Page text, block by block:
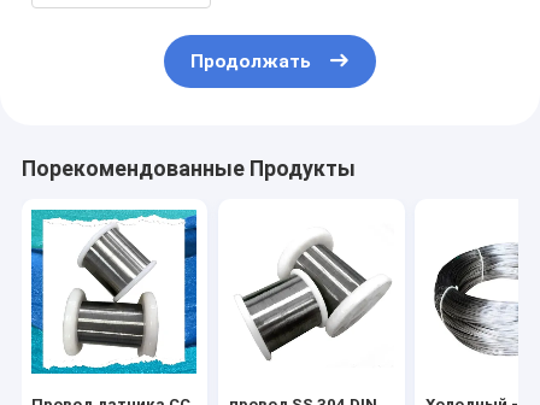
Продолжать
Порекомендованные Продукты